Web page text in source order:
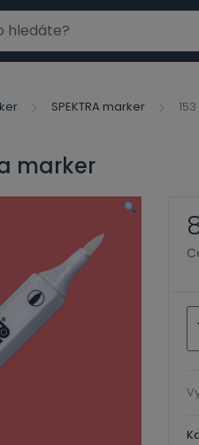
SPEKTRA marker
marker
-